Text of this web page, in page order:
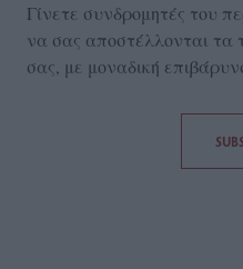
Γίνετε συνδρομητές του
να σας αποστέλλονται τα
σας, με μοναδική